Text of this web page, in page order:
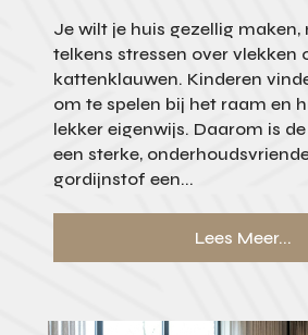
Je wilt je huis gezellig maken,
telkens stressen over vlekken
kattenklauwen. Kinderen
om te spelen bij het raam en
lekker eigenwijs. Daarom is
een sterke,
gordijnstof een...
Lees Meer...